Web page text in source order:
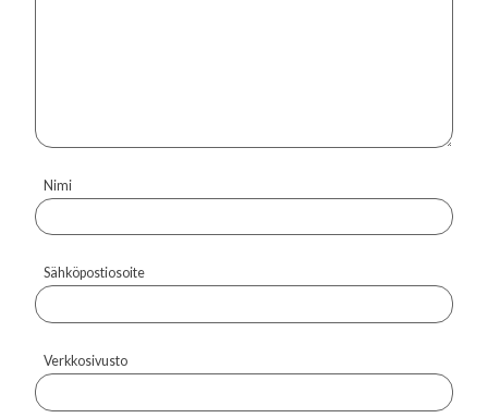
Nimi
Sähköpostiosoite
Verkkosivusto